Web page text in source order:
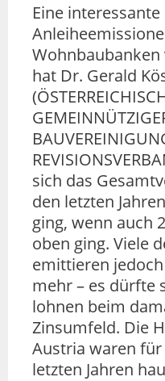
Eine
Wohnbaubanken
hat Dr. Gerald
sich das
den letzten
ging, wenn auch
oben ging. Viele
emittieren
mehr – es dürfte
lohnen beim
Zinsumfeld. Die
Austria waren
letzten Jahren